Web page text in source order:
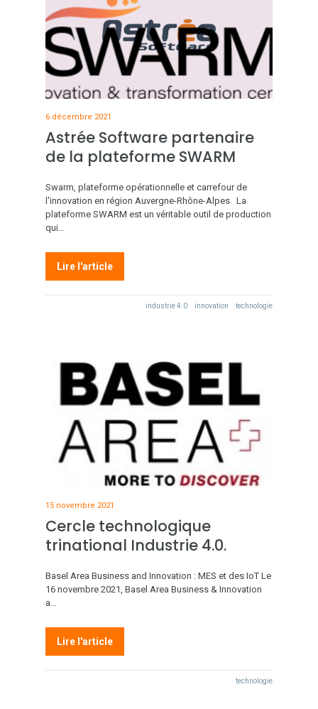
6 décembre 2021
Astrée Software partenaire
de la plateforme SWARM
Swarm, plateforme opérationnelle et carrefour de
l'innovation en région Auvergne-Rhône-Alpes La
plateforme SWARM est un véritable outil de production
qui…
Lire l'article
industrie 4.0 innovation technologie
15 novembre 2021
Cercle technologique
trinational Industrie 4.0.
Basel Area Business and Innovation : MES et des IoT Le
16 novembre 2021, Basel Area Business & Innovation
a…
Lire l'article
technologie